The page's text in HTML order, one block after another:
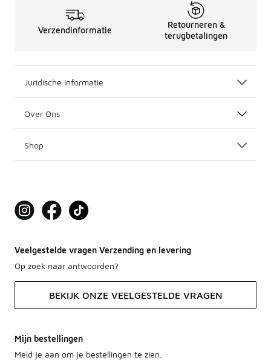
Verzendinformatie
Retourneren &
terugbetalingen
Juridische Informatie
Over Ons
Shop
Veelgestelde vragen Verzending en levering
Op zoek naar antwoorden?
BEKIJK ONZE VEELGESTELDE VRAGEN
Mijn bestellingen
Meld je aan om je bestellingen te zien.